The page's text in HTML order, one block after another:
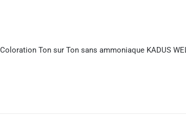
Coloration Ton sur Ton sans ammoniaque KADUS